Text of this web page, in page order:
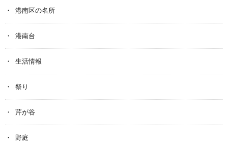
港南区の名所
港南台
生活情報
祭り
芹が谷
野庭